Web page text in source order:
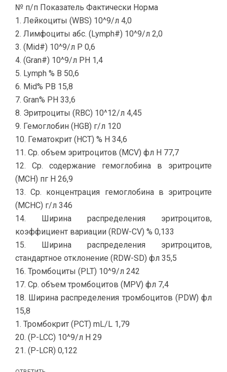
№ п/п Показатель Фактически Норма
1. Лейкоциты (WBS) 10^9/л 4,0
2. Лимфоциты абс. (Lymph#) 10^9/л 2,0
3. (Mid#) 10^9/л P 0,6
4. (Gran#) 10^9/л PH 1,4
5. Lymph % B 50,6
6. Mid% PB 15,8
7. Gran% PH 33,6
8. Эритроциты (RBC) 10^12/л 4,45
9. Гемоглобин (HGB) г/л 120
10. Гематокрит (HCT) % H 34,6
11. Ср. объем эритроцитов (MCV) фл H 77,7
12. Ср. содержание гемоглобина в эритроците
(MCH) пг H 26,9
13. Ср. концентрация гемоглобина в эритроците
(MCHC) г/л 346
14. Ширина распределения эритроцитов,
коэффициент вариации (RDW-CV) % 0,133
15. Ширина распределения эритроцитов,
стандартное отклонение (RDW-SD) фл 35,5
16. Тромбоциты (PLT) 10^9/л 242
17. Ср. объем тромбоцитов (MPV) фл 7,4
18. Ширина распределения тромбоцитов (PDW) фл
15,8
1. Тромбокрит (PCT) mL/L 1,79
20. (P-LCC) 10^9/л H 29
21. (P-LCR) 0,122